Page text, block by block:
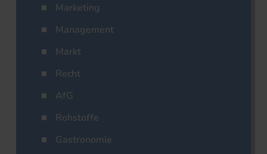
Marketing
Management
Markt
Recht
AfG
Rohstoffe
Gastronomie